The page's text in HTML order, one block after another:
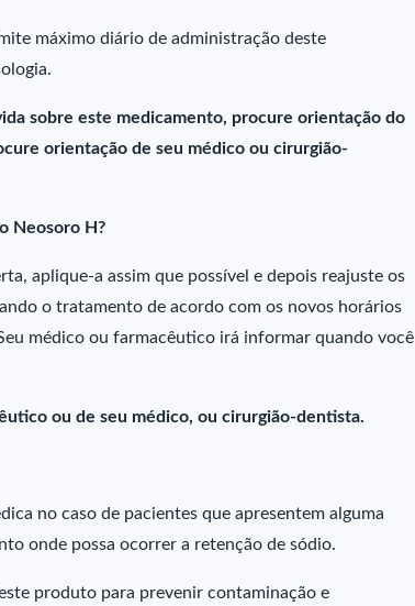
máximo diário de administração deste
sobre este medicamento, procure orientação do
orientação de seu médico ou cirurgião-
Neosoro H?
aplique-a assim que possível e depois reajuste os
o tratamento de acordo com os novos horários
médico ou farmacêutico irá informar quando você
ou de seu médico, ou cirurgião-dentista.
no caso de pacientes que apresentem alguma
onde possa ocorrer a retenção de sódio.
produto para prevenir contaminação e